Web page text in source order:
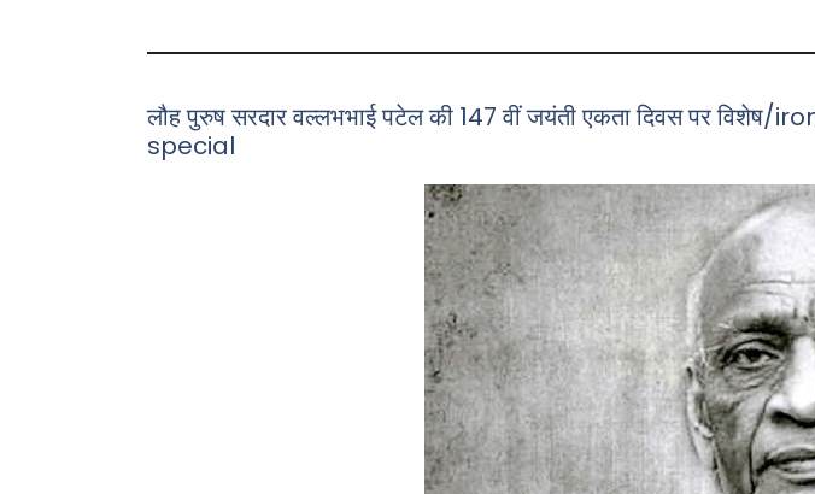
लौह पुरुष सरदार वल्लभभाई पटेल की 147 वीं जयंती एकता दिवस पर
special